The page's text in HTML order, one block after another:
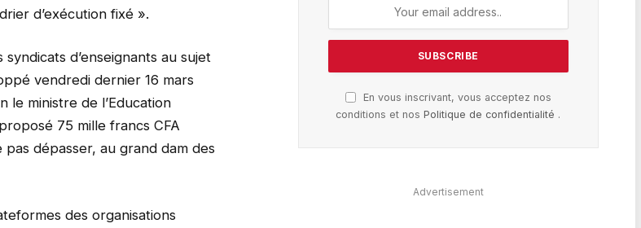
d’exécution fixé ».
d’enseignants au sujet
vendredi dernier 16 mars
le ministre de l’Education
75 mille francs CFA
dépasser, au grand dam des
des organisations
En vous inscrivant, vous acceptez nos
conditions et nosPolitique de confidentialité .
Advertisement